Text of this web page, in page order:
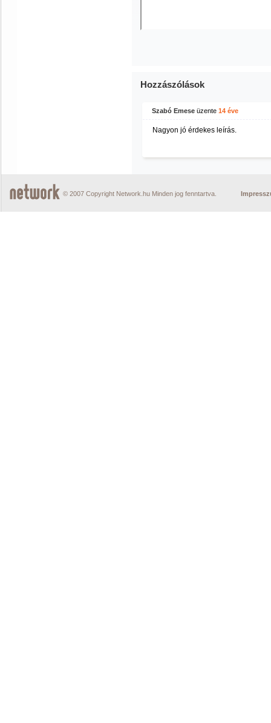
Hozzászólások
Szabó Emese üzente 14 éve
Nagyon jó érdekes leírás.
© 2007 Copyright Network.hu Minden jog fenntartva.